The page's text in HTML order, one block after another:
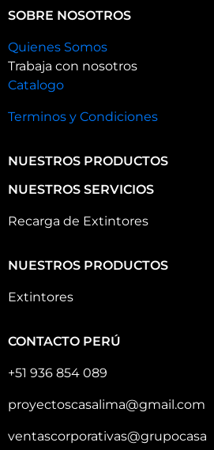
SOBRE NOSOTROS
Quienes Somos
Trabaja con nosotros
Catalogo
Terminos y Condiciones
NUESTROS PRODUCTOS
NUESTROS SERVICIOS
Recarga de Extintores
NUESTROS PRODUCTOS
Extintores
CONTACTO PERÚ
+51 936 854 089
proyectoscasalima@gmail.com
ventascorporativas@grupocasa